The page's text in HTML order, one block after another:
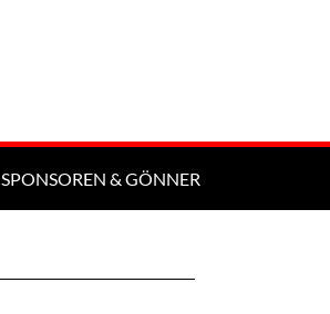
SPONSOREN & GÖNNER